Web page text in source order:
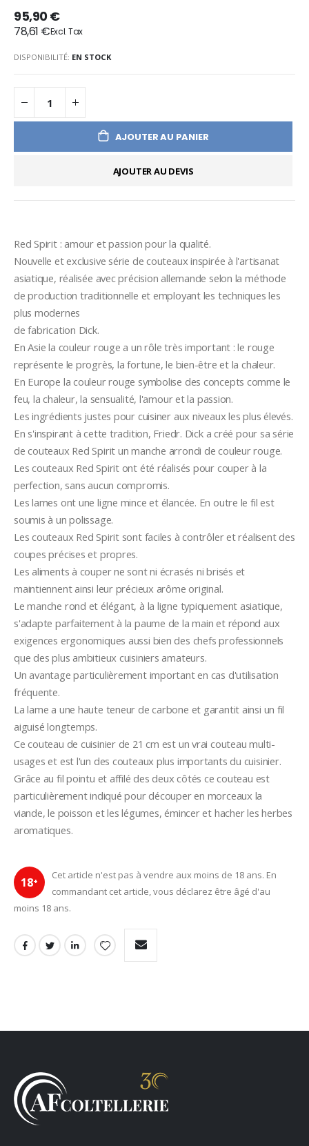
95,90 €
78,61 €
DISPONIBILITÉ: EN STOCK
AJOUTER AU PANIER
AJOUTER AU DEVIS
Red Spirit : amour et passion pour la qualité.
Nouvelle et exclusive série de couteaux inspirée à l'artisanat
asiatique, réalisée avec précision allemande selon la méthode
de production traditionnelle et employant les techniques les
plus modernes
de fabrication Dick.
En Asie la couleur rouge a un rôle très important : le rouge
représente le progrès, la fortune, le bien-être et la chaleur.
En Europe la couleur rouge symbolise des concepts comme le
feu, la chaleur, la sensualité, l'amour et la passion.
Les ingrédients justes pour cuisiner aux niveaux les plus élevés.
En s'inspirant à cette tradition, Friedr. Dick a créé pour sa série
de couteaux Red Spirit un manche arrondi de couleur rouge.
Les couteaux Red Spirit ont été réalisés pour couper à la
perfection, sans aucun compromis.
Les lames ont une ligne mince et élancée. En outre le fil est
soumis à un polissage.
Les couteaux Red Spirit sont faciles à contrôler et réalisent des
coupes précises et propres.
Les aliments à couper ne sont ni écrasés ni brisés et
maintiennent ainsi leur précieux arôme original.
Le manche rond et élégant, à la ligne typiquement asiatique,
s'adapte parfaitement à la paume de la main et répond aux
exigences ergonomiques aussi bien des chefs professionnels
que des plus ambitieux cuisiniers amateurs.
Un avantage particulièrement important en cas d'utilisation
fréquente.
La lame a une haute teneur de carbone et garantit ainsi un fil
aiguisé longtemps.
Ce couteau de cuisinier de 21 cm est un vrai couteau multi-
usages et est l'un des couteaux plus importants du cuisinier.
Grâce au fil pointu et affilé des deux côtés ce couteau est
particulièrement indiqué pour découper en morceaux la
viande, le poisson et les légumes, émincer et hacher les herbes
aromatiques.
18+
Cet article n'est pas à vendre aux moins de 18 ans. En
commandant cet article, vous déclarez être âgé d'au
moins 18 ans.